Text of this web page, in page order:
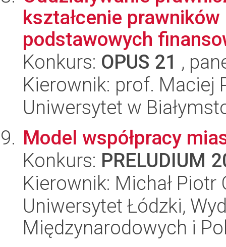
kształcenie
podstawowych
Konkurs: OPUS 21 ,
Kierownik: prof. Maciej
Uniwersytet w
Model współpracy
Konkurs: PRELUDIUM
Kierownik: Michał Piotr
Uniwersytet Łódzki,
Międzynarodowych i